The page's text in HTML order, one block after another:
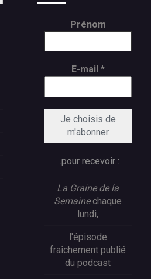
Prénom
E-mail *
...pour recevoir :
La Graine de la
Semainechaque
lundi,
l'épisode
fraîchement publié
du podcast